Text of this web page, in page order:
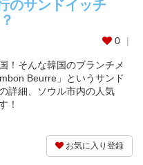
のサンドイッチ
0
！そんな韓国のブランチメ
Beurre」というサンド
詳細、ソウル市内の人気
！
お気に入り登録